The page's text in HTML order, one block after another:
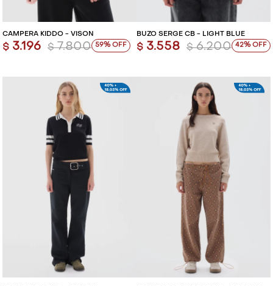
CAMPERA KIDDO - VISON
$ 3.196 $ 7.800 59
BUZO SERGE CB - LIGHT BLUE
$ 3.558 $ 6.200 42